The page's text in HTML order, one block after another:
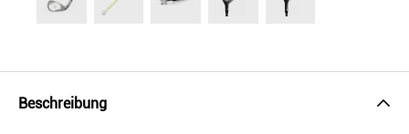
Beschreibung